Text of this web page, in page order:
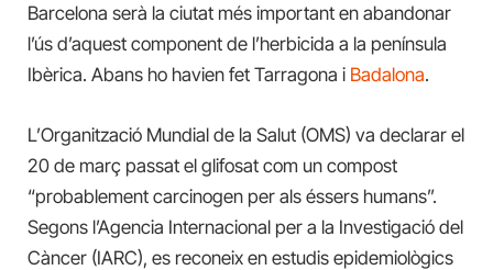
Barcelona serà la ciutat més important en abandonar
l’ús d’aquest component de l’herbicida a la península
Ibèrica. Abans ho havien fet Tarragona i Badalona.
L’Organització Mundial de la Salut (OMS) va declarar el
20 de març passat el glifosat com un compost
“probablement carcinogen per als éssers humans”.
Segons l’Agencia Internacional per a la Investigació del
Càncer (IARC), es reconeix en estudis epidemiològics